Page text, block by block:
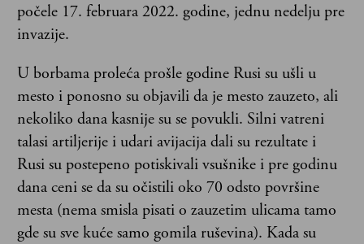
počele 17. februara 2022. godine, jednu nedelju pre
invazije.
U borbama proleća prošle godine Rusi su ušli u
mesto i ponosno su objavili da je mesto zauzeto, ali
nekoliko dana kasnije su se povukli. Silni vatreni
talasi artiljerije i udari avijacija dali su rezultate i
Rusi su postepeno potiskivali vsušnike i pre godinu
dana ceni se da su očistili oko 70 odsto površine
mesta (nema smisla pisati o zauzetim ulicama tamo
gde su sve kuće samo gomila ruševina). Kada su